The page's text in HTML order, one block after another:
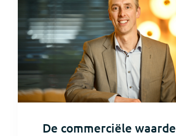
De commerciële waarde